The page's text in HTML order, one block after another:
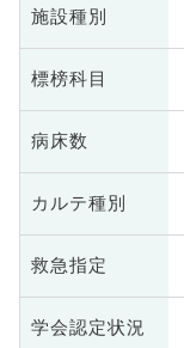
施設種別
標榜科目
病床数
カルテ種別
救急指定
学会認定状況